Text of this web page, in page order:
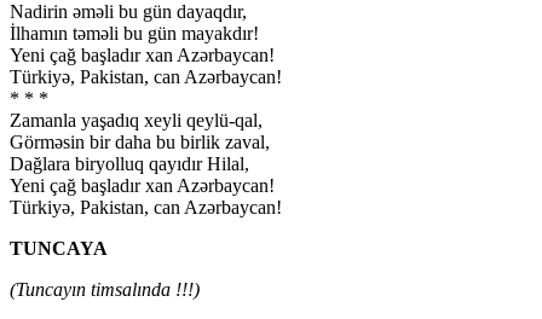
Nadirin əməli bu gün dayaqdır,
İlhamın təməli bu gün mayakdır!
Yeni çağ başladır xan Azərbaycan!
Türkiyə, Pakistan, can Azərbaycan!
* * *
Zamanla yaşadıq xeyli qeylü-qal,
Görməsin bir daha bu birlik zaval,
Dağlara biryolluq qayıdır Hilal,
Yeni çağ başladır xan Azərbaycan!
Türkiyə, Pakistan, can Azərbaycan!
TUNCAYA
(Tuncayın timsalında !!!)